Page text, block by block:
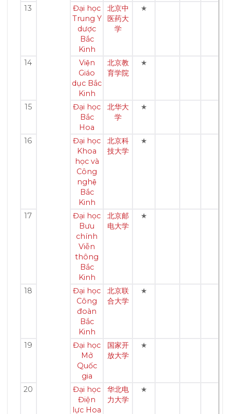
13
Đại học
Trung Y
dược
Bắc
Kinh
北京中
医药大
学
★
14
Viện
Giáo
dục Bắc
Kinh
北京教
育学院
★
15
Đại học
Bắc
Hoa
北华大
学
★
16
Đại học
Khoa
học và
Công
nghệ
Bắc
Kinh
北京科
技大学
★
17
Đại học
Bưu
chính
Viễn
thông
Bắc
Kinh
北京邮
电大学
★
18
Đại học
Công
đoàn
Bắc
Kinh
北京联
合大学
★
19
Đại học
Mở
Quốc
gia
国家开
放大学
★
20
Đại học
Điện
lực Hoa
华北电
力大学
★